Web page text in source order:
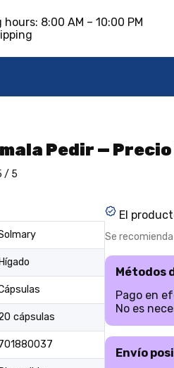
hours: 8:00 AM – 10:00 PM
Pedir — Precio
/ 5
Hígado
cápsulas
El
Se
Métodos
Pago en
No es
Envío